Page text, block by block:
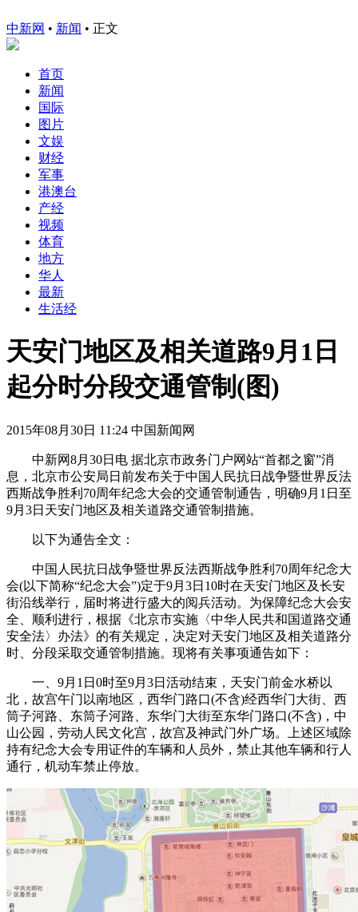
中新网 • 新闻 • 正文
首页
新闻
国际
图片
文娱
财经
军事
港澳台
产经
视频
体育
地方
华人
最新
生活经
天安门地区及相关道路9月1日
起分时分段交通管制(图)
2015年08月30日 11:24 中国新闻网
中新网8月30日电 据北京市政务门户网站“首都之窗”消
息，北京市公安局日前发布关于中国人民抗日战争暨世界反法
西斯战争胜利70周年纪念大会的交通管制通告，明确9月1日至
9月3日天安门地区及相关道路交通管制措施。
以下为通告全文：
中国人民抗日战争暨世界反法西斯战争胜利70周年纪念大
会(以下简称“纪念大会”)定于9月3日10时在天安门地区及长安
街沿线举行，届时将进行盛大的阅兵活动。为保障纪念大会安
全、顺利进行，根据《北京市实施〈中华人民共和国道路交通
安全法〉办法》的有关规定，决定对天安门地区及相关道路分
时、分段采取交通管制措施。现将有关事项通告如下：
一、9月1日0时至9月3日活动结束，天安门前金水桥以
北，故宫午门以南地区，西华门路口(不含)经西华门大街、西
筒子河路、东筒子河路、东华门大街至东华门路口(不含)，中
山公园，劳动人民文化宫，故宫及神武门外广场。上述区域除
持有纪念大会专用证件的车辆和人员外，禁止其他车辆和行人
通行，机动车禁止停放。